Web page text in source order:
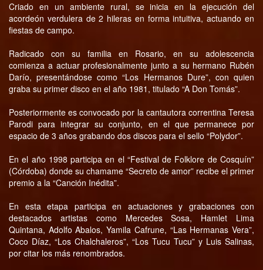
Criado en un ambiente rural, se inicia en la ejecución del
acordeón verdulera de 2 hileras en forma intuitiva, actuando en
fiestas de campo.
Radicado con su familia en Rosario, en su adolescencia
comienza a actuar profesionalmente junto a su hermano Rubén
Darío, presentándose como “Los Hermanos Dure”, con quien
graba su primer disco en el año 1981, titulado “A Don Tomás”.
Posteriormente es convocado por la cantautora correntina Teresa
Parodi para integrar su conjunto, en el que permanece por
espacio de 3 años grabando dos discos para el sello “Polydor”.
En el año 1998 participa en el “Festival de Folklore de Cosquín”
(Córdoba) donde su chamame “Secreto de amor” recibe el primer
premio a la “Canción Inédita”.
En esta etapa participa en actuaciones y grabaciones con
destacados artistas como Mercedes Sosa, Hamlet Lima
Quintana, Adolfo Abalos, Yamila Cafrune, “Las Hermanas Vera”,
Coco Díaz, “Los Chalchaleros”, “Los Tucu Tucu” y Luis Salinas,
por citar los más renombrados.